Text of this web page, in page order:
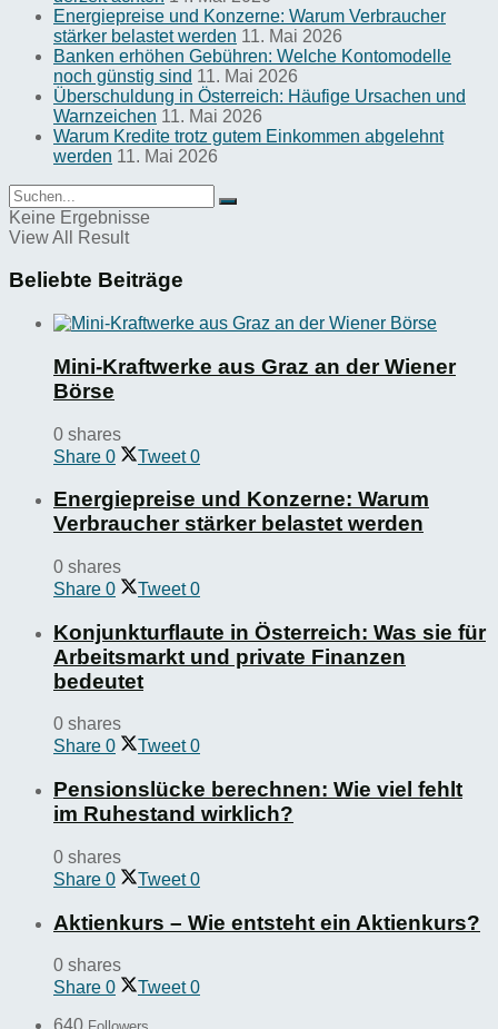
Energiepreise und Konzerne: Warum Verbraucher
stärker belastet werden 11. Mai 2026
Banken erhöhen Gebühren: Welche Kontomodelle
noch günstig sind 11. Mai 2026
Überschuldung in Österreich: Häufige Ursachen und
Warnzeichen 11. Mai 2026
Warum Kredite trotz gutem Einkommen abgelehnt
werden 11. Mai 2026
Keine Ergebnisse
View All Result
Beliebte Beiträge
Mini-Kraftwerke aus Graz an der Wiener
Börse
0 shares
Share 0 Tweet 0
Energiepreise und Konzerne: Warum
Verbraucher stärker belastet werden
0 shares
Share 0 Tweet 0
Konjunkturflaute in Österreich: Was sie für
Arbeitsmarkt und private Finanzen
bedeutet
0 shares
Share 0 Tweet 0
Pensionslücke berechnen: Wie viel fehlt
im Ruhestand wirklich?
0 shares
Share 0 Tweet 0
Aktienkurs – Wie entsteht ein Aktienkurs?
0 shares
Share 0 Tweet 0